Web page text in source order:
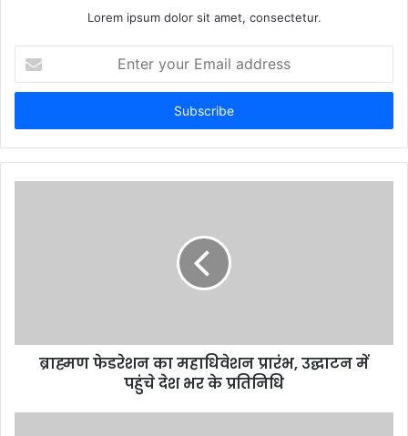
Lorem ipsum dolor sit amet, consectetur.
your
Email
ब्राह्मण फेडरेशन का महाधिवेशन प्रारंभ, उद्घाटन में
पहुंचे देश भर के प्रतिनिधि